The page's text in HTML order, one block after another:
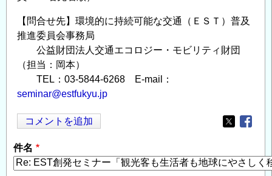
【問合せ先】環境的に持続可能な交通（ＥＳＴ）普及
推進委員会事務局
公益財団法人交通エコロジー・モビリティ財団
（担当：岡本）
TEL：03-5844-6268 E-mail：
seminar@estfukyu.jp
コメントを追加
Opens in
件名